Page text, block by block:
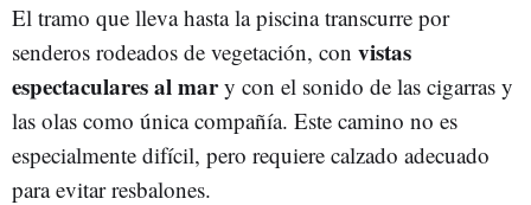
El tramo que lleva hasta la piscina transcurre por
senderos rodeados de vegetación, con vistas
espectaculares al mary con el sonido de las cigarras y
las olas como única compañía. Este camino no es
especialmente difícil, pero requiere calzado adecuado
para evitar resbalones.